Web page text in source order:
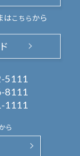
はこちらから
5111
8111
1111
ら